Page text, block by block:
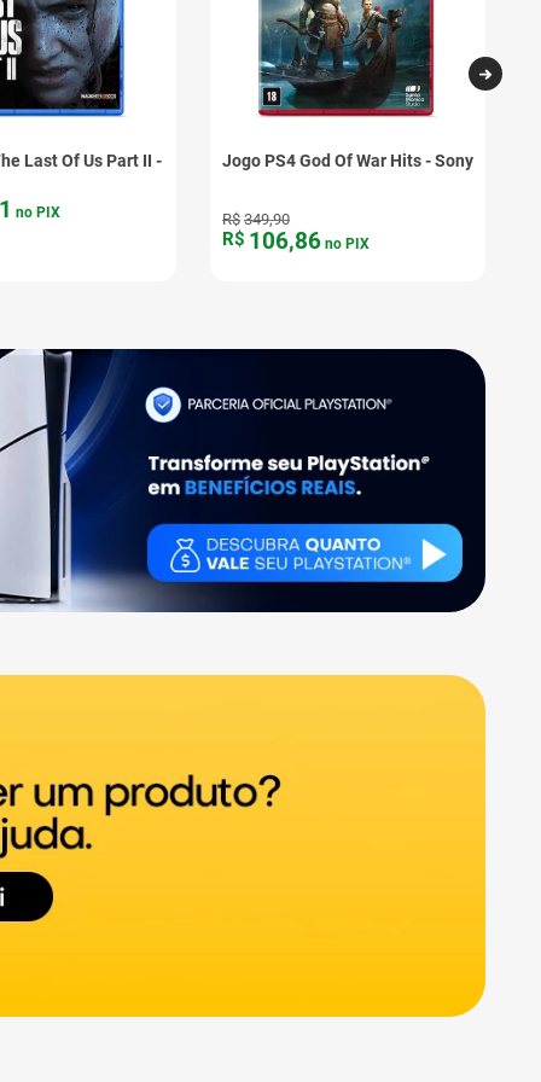
Last Of Us Part II -
no PIX
Jogo PS4 God Of War Hits - Sony
R$ 349,90
R$ 106,86 no PIX